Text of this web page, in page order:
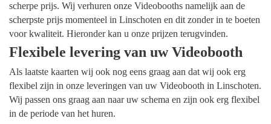
scherpe prijs. Wij verhuren onze Videobooths namelijk aan de
scherpste prijs momenteel in Linschoten en dit zonder in te boeten
voor kwaliteit. Hieronder kan u onze prijzen terugvinden.
Flexibele levering van uw Videobooth
Als laatste kaarten wij ook nog eens graag aan dat wij ook erg
flexibel zijn in onze leveringen van uw Videobooth in Linschoten.
Wij passen ons graag aan naar uw schema en zijn ook erg flexibel
in de periode van het huren.